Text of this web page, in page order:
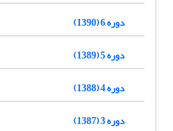
دوره 6 (1390)
دوره 5 (1389)
دوره 4 (1388)
دوره 3 (1387)